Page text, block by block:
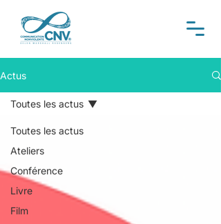
Actus
Toutes les actus
Ateliers
Conférence
Livre
Film
Toutes les actus